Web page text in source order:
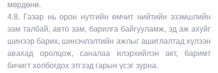
мөрдөнө.
4.8. Газар нь орон нутгийн өмчит нийтийн эзэмшлийн
зам талбай, авто зам, барилга байгууламж, эд аж ахуйг
шинээр барих, шинэчлэлтийн ажлыг ашиглалтад хүлээн
авахад оролцож, саналаа илэрхийлэн акт, баримт
бичигт холбогдох этгээд гарын үсэг зурна.